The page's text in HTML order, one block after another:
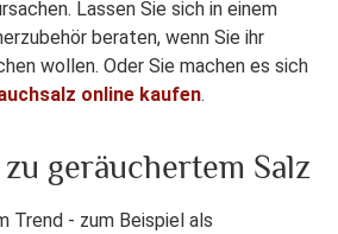
Lassen Sie sich in einem
beraten, wenn Sie ihr
wollen. Oder Sie machen es sich
online kaufen.
geräuchertem Salz
Trend - zum Beispiel als